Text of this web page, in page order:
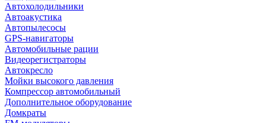
Автохолодильники
Автоакустика
Автопылесосы
GPS-навигаторы
Автомобильные рации
Видеорегистраторы
Автокресло
Мойки высокого давления
Компрессор автомобильный
Дополнительное оборудование
Домкраты